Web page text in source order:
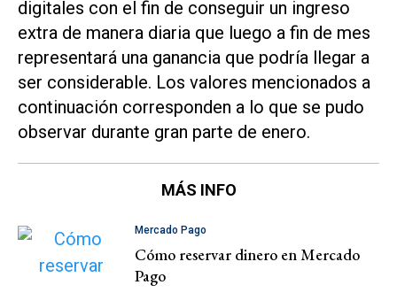
digitales con el fin de conseguir un ingreso
extra de manera diaria que luego a fin de mes
representará una ganancia que podría llegar a
ser considerable. Los valores mencionados a
continuación corresponden a lo que se pudo
observar durante gran parte de enero.
MÁS INFO
Mercado Pago
Cómo reservar dinero en Mercado
Pago